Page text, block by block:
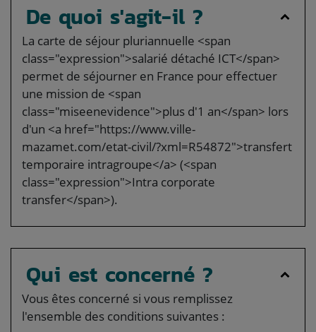
De quoi s'agit-il ?
La carte de séjour pluriannuelle <span
class="expression">salarié détaché ICT</span>
permet de séjourner en France pour effectuer
une mission de <span
class="miseenevidence">plus d'1 an</span> lors
d'un <a href="https://www.ville-
mazamet.com/etat-civil/?xml=R54872">transfert
temporaire intragroupe</a> (<span
class="expression">Intra corporate
transfer</span>).
Qui est concerné ?
Vous êtes concerné si vous remplissez
l'ensemble des conditions suivantes :